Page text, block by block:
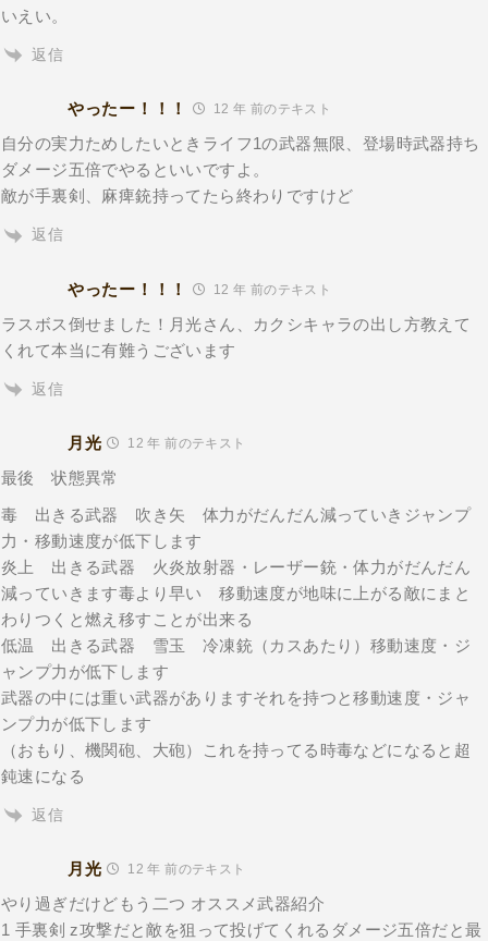
いえい。
返信
やったー！！！ 12 年 前のテキスト
自分の実力ためしたいときライフ1の武器無限、登場時武器持ち
ダメージ五倍でやるといいですよ。
敵が手裏剣、麻痺銃持ってたら終わりですけど
返信
やったー！！！ 12 年 前のテキスト
ラスボス倒せました！月光さん、カクシキャラの出し方教えて
くれて本当に有難うございます
返信
月光 12 年 前のテキスト
最後 状態異常
毒 出きる武器 吹き矢 体力がだんだん減っていきジャンプ
力・移動速度が低下します
炎上 出きる武器 火炎放射器・レーザー銃・体力がだんだん
減っていきます毒より早い 移動速度が地味に上がる敵にまと
わりつくと燃え移すことが出来る
低温 出きる武器 雪玉 冷凍銃（カスあたり）移動速度・ジ
ャンプ力が低下します
武器の中には重い武器がありますそれを持つと移動速度・ジャ
ンプ力が低下します
（おもり、機関砲、大砲）これを持ってる時毒などになると超
鈍速になる
返信
月光 12 年 前のテキスト
やり過ぎだけどもう二つ オススメ武器紹介
1 手裏剣 z攻撃だと敵を狙って投げてくれるダメージ五倍だと最